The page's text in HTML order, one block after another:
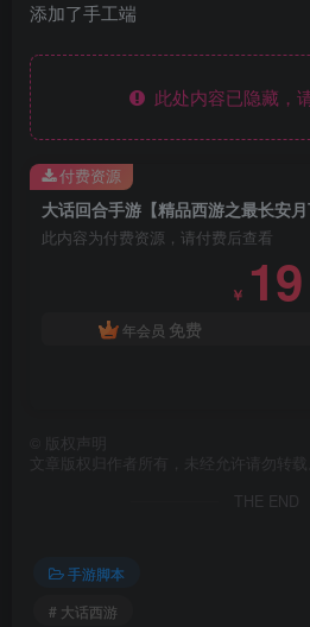
添加了手工端
此处内容已隐藏，
此内容为付费资源，请付费后查看
￥ 19
年会员 免费
付费资源
版权声明
文章版权归作者所有，未经允许请勿转载
THE END
手游脚本
# 大话西游